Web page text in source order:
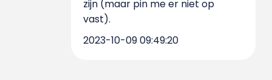
zijn (maar pin me er niet op
vast).
2023-10-09 09:49:20